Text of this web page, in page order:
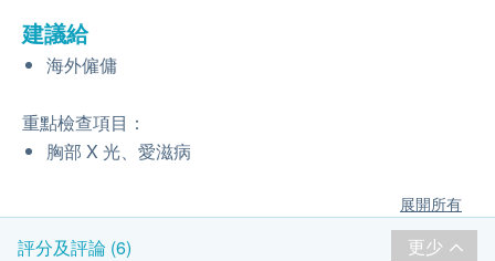
建議給
海外僱傭
重點檢查項目：
胸部 X 光、愛滋病
展開所有
評分及評論 (6) 更少